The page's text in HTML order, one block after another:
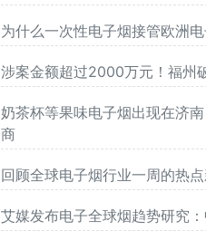
为什么一次性电子烟接管欧洲
涉案金额超过2000万元！福州
奶茶杯等果味电子烟出现在济
商
回顾全球电子烟行业一周的热
艾媒发布电子全球烟趋势研究